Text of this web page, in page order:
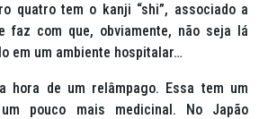
quatro tem o kanji “shi”, associado a
faz com que, obviamente, não seja lá
em um ambiente hospitalar…
hora de um relâmpago. Essa tem um
pouco mais medicinal. No Japão